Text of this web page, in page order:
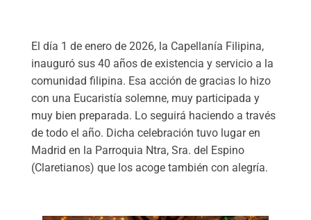
El día 1 de enero de 2026, la Capellanía Filipina,
inauguró sus 40 años de existencia y servicio a la
comunidad filipina. Esa acción de gracias lo hizo
con una Eucaristía solemne, muy participada y
muy bien preparada. Lo seguirá haciendo a través
de todo el año. Dicha celebración tuvo lugar en
Madrid en la Parroquia Ntra, Sra. del Espino
(Claretianos) que los acoge también con alegría.